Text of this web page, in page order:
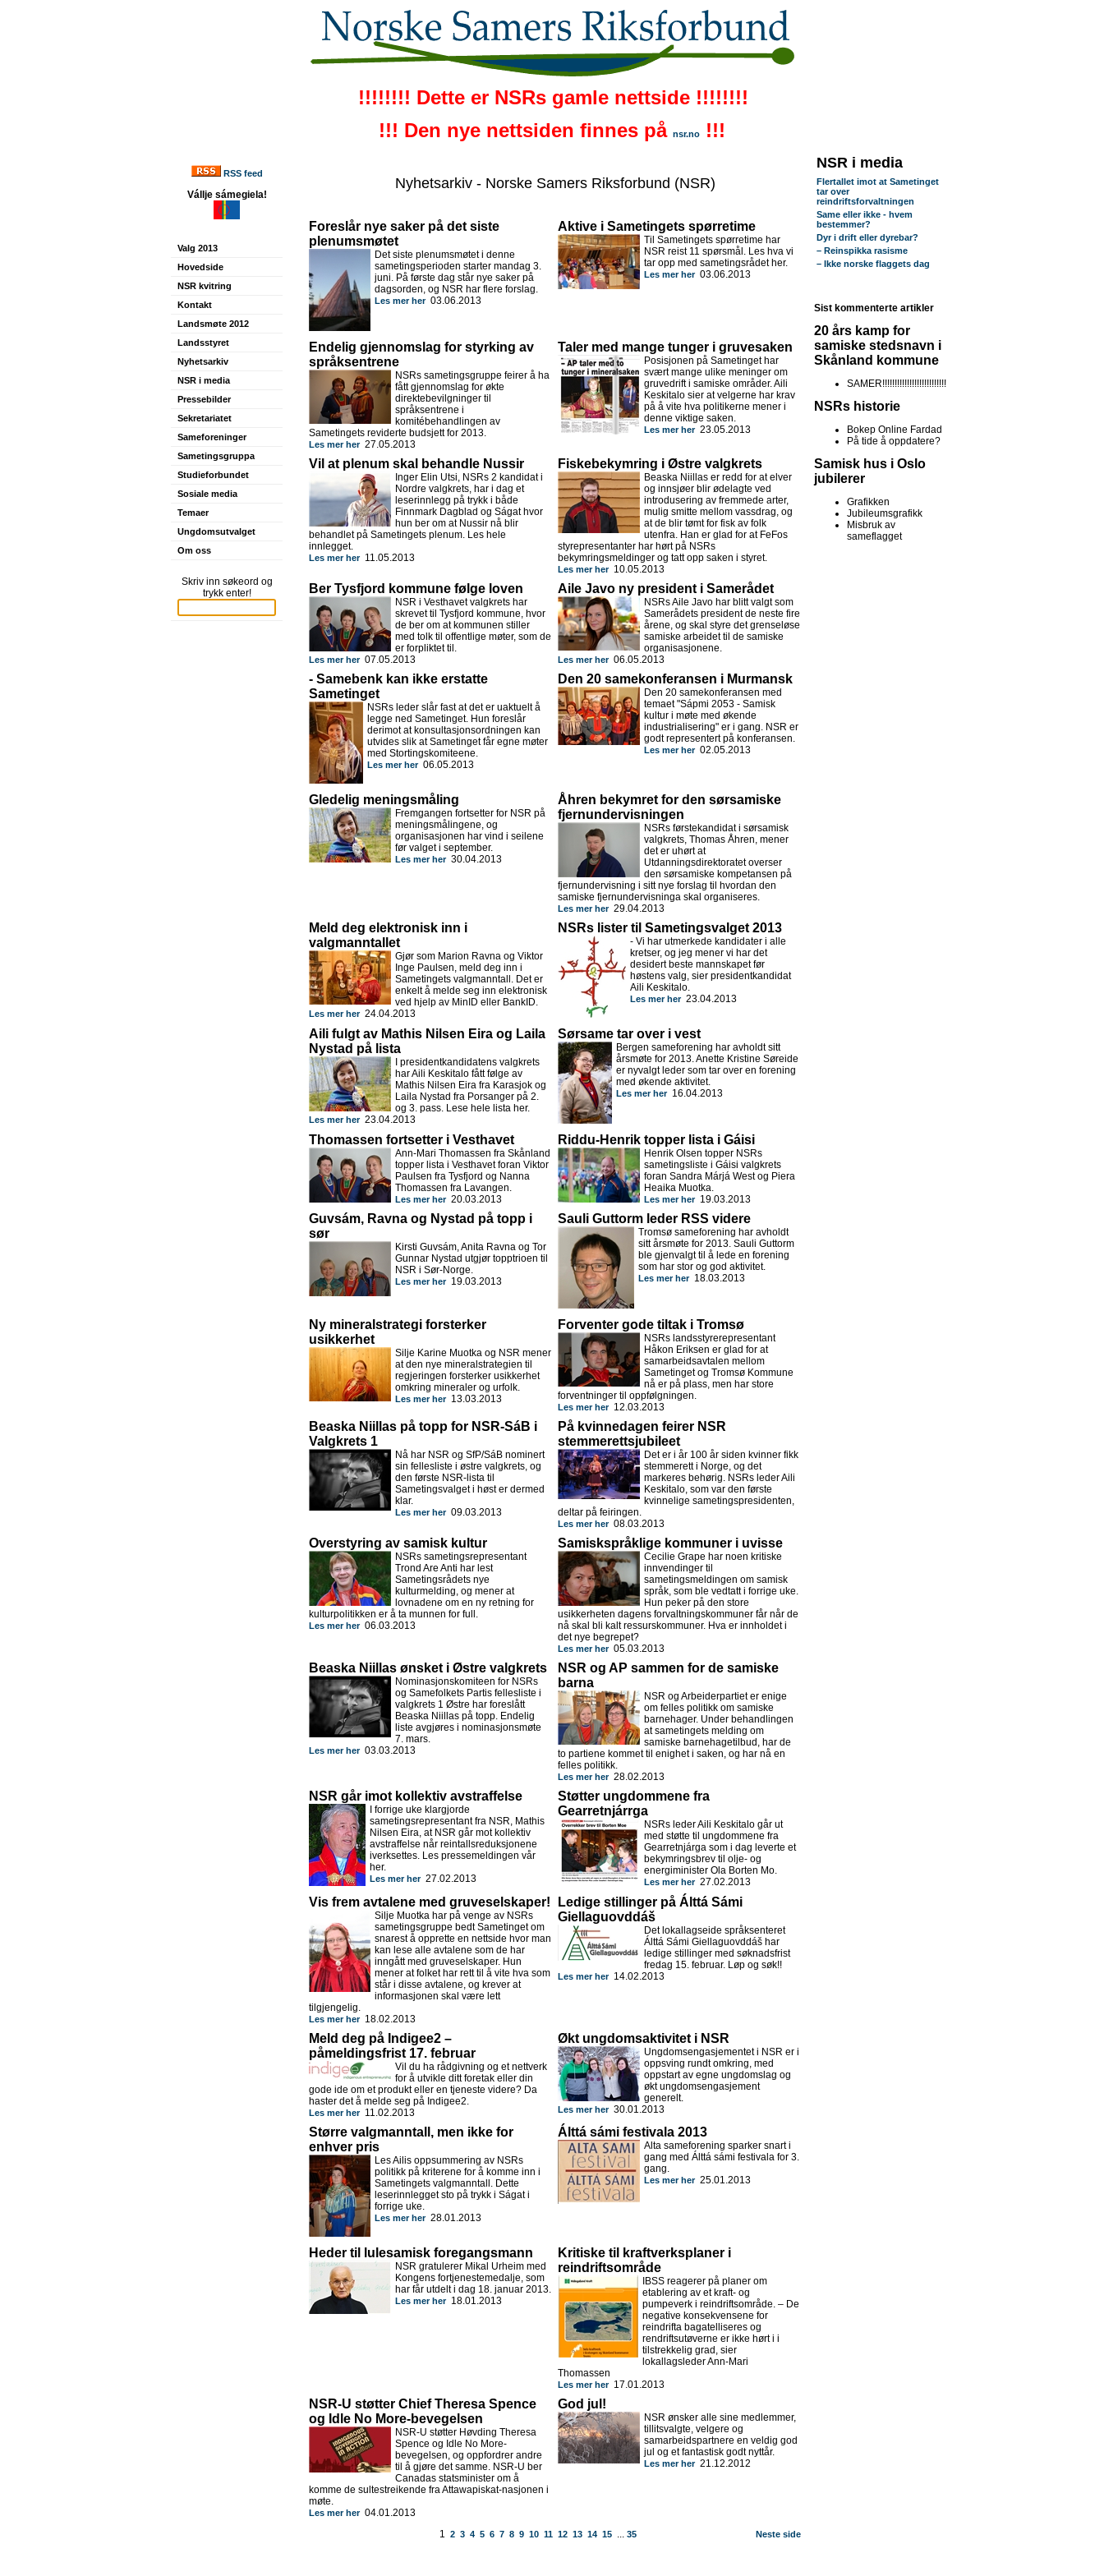
!!!!!!!! Dette er NSRs gamle nettside !!!!!!!!
!!! Den nye nettsiden finnes på nsr.no !!!
RSS feed
Vállje sámegiela!
Valg 2013
Hovedside
NSR kvitring
Kontakt
Landsmøte 2012
Landsstyret
Nyhetsarkiv
NSR i media
Pressebilder
Sekretariatet
Sameforeninger
Sametingsgruppa
Studieforbundet
Sosiale media
Temaer
Ungdomsutvalget
Om oss
Skriv inn søkeord og
trykk enter!
Nyhetsarkiv - Norske Samers Riksforbund (NSR)
Foreslår nye saker på det siste
plenumsmøtet
Det siste plenumsmøtet i denne
sametingsperioden starter mandag 3.
juni. På første dag står nye saker på
dagsorden, og NSR har flere forslag.
Les mer her03.06.2013
Aktive i Sametingets spørretime
Til Sametingets spørretime har
NSR reist 11 spørsmål. Les hva vi
tar opp med sametingsrådet her.
Les mer her03.06.2013
Endelig gjennomslag for styrking av
språksentrene
NSRs sametingsgruppe feirer å ha
fått gjennomslag for økte
direktebevilgninger til
språksentrene i
komitébehandlingen av
Sametingets reviderte budsjett for 2013.
Les mer her27.05.2013
Taler med mange tunger i gruvesaken
Posisjonen på Sametinget har
svært mange ulike meninger om
gruvedrift i samiske områder. Aili
Keskitalo sier at velgerne har krav
på å vite hva politikerne mener i
denne viktige saken.
Les mer her23.05.2013
Vil at plenum skal behandle Nussir
Inger Elin Utsi, NSRs 2 kandidat i
Nordre valgkrets, har i dag et
leserinnlegg på trykk i både
Finnmark Dagblad og Ságat hvor
hun ber om at Nussir nå blir
behandlet på Sametingets plenum. Les hele
innlegget.
Les mer her11.05.2013
Fiskebekymring i Østre valgkrets
Beaska Niillas er redd for at elver
og innsjøer blir ødelagte ved
introdusering av fremmede arter,
mulig smitte mellom vassdrag, og
at de blir tømt for fisk av folk
utenfra. Han er glad for at FeFos
styrepresentanter har hørt på NSRs
bekymringsmeldinger og tatt opp saken i styret.
Les mer her10.05.2013
Ber Tysfjord kommune følge loven
NSR i Vesthavet valgkrets har
skrevet til Tysfjord kommune, hvor
de ber om at kommunen stiller
med tolk til offentlige møter, som de
er forpliktet til.
Les mer her07.05.2013
Aile Javo ny president i Samerådet
NSRs Aile Javo har blitt valgt som
Samerådets president de neste fire
årene, og skal styre det grenseløse
samiske arbeidet til de samiske
organisasjonene.
Les mer her06.05.2013
- Samebenk kan ikke erstatte
Sametinget
NSRs leder slår fast at det er uaktuelt å
legge ned Sametinget. Hun foreslår
derimot at konsultasjonsordningen kan
utvides slik at Sametinget får egne møter
med Stortingskomiteene.
Les mer her06.05.2013
Den 20 samekonferansen i Murmansk
Den 20 samekonferansen med
temaet "Sápmi 2053 - Samisk
kultur i møte med økende
industrialisering" er i gang. NSR er
godt representert på konferansen.
Les mer her02.05.2013
Gledelig meningsmåling
Fremgangen fortsetter for NSR på
meningsmålingene, og
organisasjonen har vind i seilene
før valget i september.
Les mer her30.04.2013
Åhren bekymret for den sørsamiske
fjernundervisningen
NSRs førstekandidat i sørsamisk
valgkrets, Thomas Åhren, mener
det er uhørt at
Utdanningsdirektoratet overser
den sørsamiske kompetansen på
fjernundervisning i sitt nye forslag til hvordan den
samiske fjernundervisninga skal organiseres.
Les mer her29.04.2013
Meld deg elektronisk inn i
valgmanntallet
Gjør som Marion Ravna og Viktor
Inge Paulsen, meld deg inn i
Sametingets valgmanntall. Det er
enkelt å melde seg inn elektronisk
ved hjelp av MinID eller BankID.
Les mer her24.04.2013
NSRs lister til Sametingsvalget 2013
- Vi har utmerkede kandidater i alle
kretser, og jeg mener vi har det
desidert beste mannskapet før
høstens valg, sier presidentkandidat
Aili Keskitalo.
Les mer her23.04.2013
Aili fulgt av Mathis Nilsen Eira og Laila
Nystad på lista
I presidentkandidatens valgkrets
har Aili Keskitalo fått følge av
Mathis Nilsen Eira fra Karasjok og
Laila Nystad fra Porsanger på 2.
og 3. pass. Lese hele lista her.
Les mer her23.04.2013
Sørsame tar over i vest
Bergen sameforening har avholdt sitt
årsmøte for 2013. Anette Kristine Søreide
er nyvalgt leder som tar over en forening
med økende aktivitet.
Les mer her16.04.2013
Thomassen fortsetter i Vesthavet
Ann-Mari Thomassen fra Skånland
topper lista i Vesthavet foran Viktor
Paulsen fra Tysfjord og Nanna
Thomassen fra Lavangen.
Les mer her20.03.2013
Riddu-Henrik topper lista i Gáisi
Henrik Olsen topper NSRs
sametingsliste i Gáisi valgkrets
foran Sandra Márjá West og Piera
Heaika Muotka.
Les mer her19.03.2013
Guvsám, Ravna og Nystad på topp i
sør
Kirsti Guvsám, Anita Ravna og Tor
Gunnar Nystad utgjør topptrioen til
NSR i Sør-Norge.
Les mer her19.03.2013
Sauli Guttorm leder RSS videre
Tromsø sameforening har avholdt
sitt årsmøte for 2013. Sauli Guttorm
ble gjenvalgt til å lede en forening
som har stor og god aktivitet.
Les mer her18.03.2013
Ny mineralstrategi forsterker
usikkerhet
Silje Karine Muotka og NSR mener
at den nye mineralstrategien til
regjeringen forsterker usikkerhet
omkring mineraler og urfolk.
Les mer her13.03.2013
Forventer gode tiltak i Tromsø
NSRs landsstyrerepresentant
Håkon Eriksen er glad for at
samarbeidsavtalen mellom
Sametinget og Tromsø Kommune
nå er på plass, men har store
forventninger til oppfølgningen.
Les mer her12.03.2013
Beaska Niillas på topp for NSR-SáB i
Valgkrets 1
Nå har NSR og SfP/SáB nominert
sin fellesliste i østre valgkrets, og
den første NSR-lista til
Sametingsvalget i høst er dermed
klar.
Les mer her09.03.2013
På kvinnedagen feirer NSR
stemmerettsjubileet
Det er i år 100 år siden kvinner fikk
stemmerett i Norge, og det
markeres behørig. NSRs leder Aili
Keskitalo, som var den første
kvinnelige sametingspresidenten,
deltar på feiringen.
Les mer her08.03.2013
Overstyring av samisk kultur
NSRs sametingsrepresentant
Trond Are Anti har lest
Sametingsrådets nye
kulturmelding, og mener at
lovnadene om en ny retning for
kulturpolitikken er å ta munnen for full.
Les mer her06.03.2013
Samiskspråklige kommuner i uvisse
Cecilie Grape har noen kritiske
innvendinger til
sametingsmeldingen om samisk
språk, som ble vedtatt i forrige uke.
Hun peker på den store
usikkerheten dagens forvaltningskommuner får når de
nå skal bli kalt ressurskommuner. Hva er innholdet i
det nye begrepet?
Les mer her05.03.2013
Beaska Niillas ønsket i Østre valgkrets
Nominasjonskomiteen for NSRs
og Samefolkets Partis fellesliste i
valgkrets 1 Østre har foreslått
Beaska Niillas på topp. Endelig
liste avgjøres i nominasjonsmøte
7. mars.
Les mer her03.03.2013
NSR og AP sammen for de samiske
barna
NSR og Arbeiderpartiet er enige
om felles politikk om samiske
barnehager. Under behandlingen
at sametingets melding om
samiske barnehagetilbud, har de
to partiene kommet til enighet i saken, og har nå en
felles politikk.
Les mer her28.02.2013
NSR går imot kollektiv avstraffelse
I forrige uke klargjorde
sametingsrepresentant fra NSR, Mathis
Nilsen Eira, at NSR går mot kollektiv
avstraffelse når reintallsreduksjonene
iverksettes. Les pressemeldingen vår
her.
Les mer her27.02.2013
Støtter ungdommene fra
Gearretnjárrga
NSRs leder Aili Keskitalo går ut
med støtte til ungdommene fra
Gearretnjárga som i dag leverte et
bekymringsbrev til olje- og
energiminister Ola Borten Mo.
Les mer her27.02.2013
Vis frem avtalene med gruveselskaper!
Silje Muotka har på venge av NSRs
sametingsgruppe bedt Sametinget om
snarest å opprette en nettside hvor man
kan lese alle avtalene som de har
inngått med gruveselskaper. Hun
mener at folket har rett til å vite hva som
står i disse avtalene, og krever at
informasjonen skal være lett
tilgjengelig.
Les mer her18.02.2013
Ledige stillinger på Álttá Sámi
Giellaguovddáš
Det lokallagseide språksenteret
Álttá Sámi Giellaguovddáš har
ledige stillinger med søknadsfrist
fredag 15. februar. Løp og søk!!
Les mer her14.02.2013
Meld deg på Indigee2 –
påmeldingsfrist 17. februar
Vil du ha rådgivning og et nettverk
for å utvikle ditt foretak eller din
gode ide om et produkt eller en tjeneste videre? Da
haster det å melde seg på Indigee2.
Les mer her11.02.2013
Økt ungdomsaktivitet i NSR
Ungdomsengasjementet i NSR er i
oppsving rundt omkring, med
oppstart av egne ungdomslag og
økt ungdomsengasjement
generelt.
Les mer her30.01.2013
Større valgmanntall, men ikke for
enhver pris
Les Ailis oppsummering av NSRs
politikk på kriterene for å komme inn i
Sametingets valgmanntall. Dette
leserinnlegget sto på trykk i Ságat i
forrige uke.
Les mer her28.01.2013
Álttá sámi festivala 2013
Alta sameforening sparker snart i
gang med Álttá sámi festivala for 3.
gang.
Les mer her25.01.2013
Heder til lulesamisk foregangsmann
NSR gratulerer Mikal Urheim med
Kongens fortjenestemedalje, som
har får utdelt i dag 18. januar 2013.
Les mer her18.01.2013
Kritiske til kraftverksplaner i
reindriftsområde
IBSS reagerer på planer om
etablering av et kraft- og
pumpeverk i reindriftsområde. – De
negative konsekvensene for
reindrifta bagatelliseres og
rendriftsutøverne er ikke hørt i i
tilstrekkelig grad, sier
lokallagsleder Ann-Mari
Thomassen
Les mer her17.01.2013
NSR-U støtter Chief Theresa Spence
og Idle No More-bevegelsen
NSR-U støtter Høvding Theresa
Spence og Idle No More-
bevegelsen, og oppfordrer andre
til å gjøre det samme. NSR-U ber
Canadas statsminister om å
komme de sultestreikende fra Attawapiskat-nasjonen i
møte.
Les mer her04.01.2013
God jul!
NSR ønsker alle sine medlemmer,
tillitsvalgte, velgere og
samarbeidspartnere en veldig god
jul og et fantastisk godt nyttår.
Les mer her21.12.2012
1 2 3 4 5 6 7 8 9 10 11 12 13 14 15 ... 35 Neste side
NSR i media
Flertallet imot at Sametinget
tar over
reindriftsforvaltningen
Same eller ikke - hvem
bestemmer?
Dyr i drift eller dyrebar?
– Reinspikka rasisme
– Ikke norske flaggets dag
Sist kommenterte artikler
20 års kamp for
samiske stedsnavn i
Skånland kommune
SAMER!!!!!!!!!!!!!!!!!!!!!!!!!!
NSRs historie
Bokep Online Fardad
På tide å oppdatere?
Samisk hus i Oslo
jubilerer
Grafikken
Jubileumsgrafikk
Misbruk av
sameflagget